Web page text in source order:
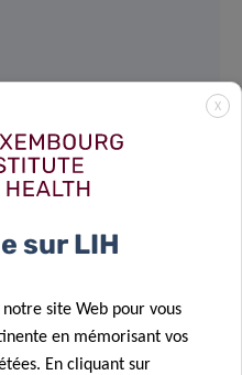
X
sur LIH
site Web pour vous
en mémorisant vos
En cliquant sur